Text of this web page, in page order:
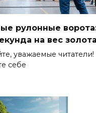
рулонные
на вес
уважаемые читатели!
себе